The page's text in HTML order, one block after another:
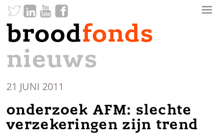
broodfonds
nieuws
21 JUNI 2011
onderzoek AFM: slechte
verzekeringen zijn trend